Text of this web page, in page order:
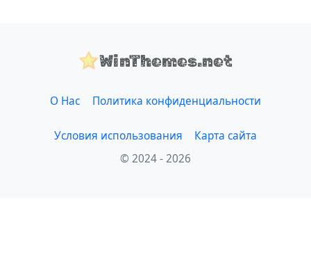
WinThemes.net
О Нас Политика конфиденциальности
Условия использования
Карта сайта
© 2024 - 2026